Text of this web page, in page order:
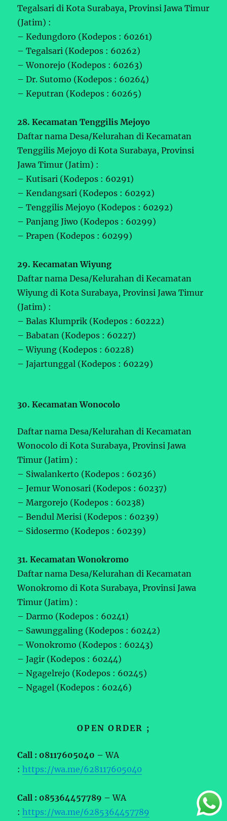
Tegalsari di Kota Surabaya, Provinsi Jawa Timur
(Jatim) :
– Kedungdoro (Kodepos : 60261)
– Tegalsari (Kodepos : 60262)
– Wonorejo (Kodepos : 60263)
– Dr. Sutomo (Kodepos : 60264)
– Keputran (Kodepos : 60265)
28. Kecamatan Tenggilis Mejoyo
Daftar nama Desa/Kelurahan di Kecamatan
Tenggilis Mejoyo di Kota Surabaya, Provinsi
Jawa Timur (Jatim) :
– Kutisari (Kodepos : 60291)
– Kendangsari (Kodepos : 60292)
– Tenggilis Mejoyo (Kodepos : 60292)
– Panjang Jiwo (Kodepos : 60299)
– Prapen (Kodepos : 60299)
29. Kecamatan Wiyung
Daftar nama Desa/Kelurahan di Kecamatan
Wiyung di Kota Surabaya, Provinsi Jawa Timur
(Jatim) :
– Balas Klumprik (Kodepos : 60222)
– Babatan (Kodepos : 60227)
– Wiyung (Kodepos : 60228)
– Jajartunggal (Kodepos : 60229)
30. Kecamatan Wonocolo
Daftar nama Desa/Kelurahan di Kecamatan
Wonocolo di Kota Surabaya, Provinsi Jawa
Timur (Jatim) :
– Siwalankerto (Kodepos : 60236)
– Jemur Wonosari (Kodepos : 60237)
– Margorejo (Kodepos : 60238)
– Bendul Merisi (Kodepos : 60239)
– Sidosermo (Kodepos : 60239)
31. Kecamatan Wonokromo
Daftar nama Desa/Kelurahan di Kecamatan
Wonokromo di Kota Surabaya, Provinsi Jawa
Timur (Jatim) :
– Darmo (Kodepos : 60241)
– Sawunggaling (Kodepos : 60242)
– Wonokromo (Kodepos : 60243)
– Jagir (Kodepos : 60244)
– Ngagelrejo (Kodepos : 60245)
– Ngagel (Kodepos : 60246)
OPEN ORDER ;
Call : 08117605040 –WA
:https://wa.me/628117605040
Call : 085364457789 –WA
:https://wa.me/6285364457789